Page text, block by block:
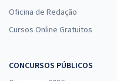
Oficina de Redação
Cursos Online Gratuitos
CONCURSOS PÚBLICOS